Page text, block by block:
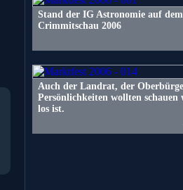
Stand der IG Astronomie auf
Crimmitschau 2006
Auch der Landrat, der
Persönlichkeiten wollten schauen
los ist.